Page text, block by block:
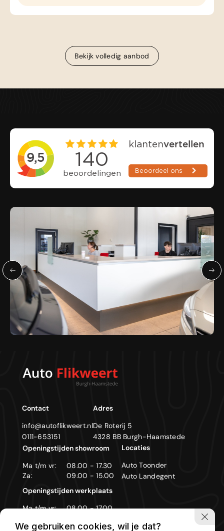
Bekijk volledig aanbod
Contact
info@autoflikweert.nl
0111-653151
Adres
De Roterij 5
4328 BB Burgh-Haamstede
Openingstijden showroom
Ma t/m vr:
08.00 - 17.30
Za:
09.00 - 15.00
Openingstijden werkplaats
Ma t/m vr:
08.00 - 17.00
Zon- en feestdagen gesloten
Locaties
Auto Toonder
Auto Landegent
We gebruiken cookies, wil je dat?